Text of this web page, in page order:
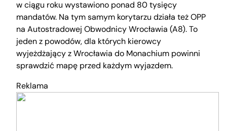
w ciągu roku wystawiono ponad 80 tysięcy
mandatów. Na tym samym korytarzu działa też OPP
na Autostradowej Obwodnicy Wrocławia (A8). To
jeden z powodów, dla których kierowcy
wyjeżdżający z Wrocławia do Monachium powinni
sprawdzić mapę przed każdym wyjazdem.
Reklama